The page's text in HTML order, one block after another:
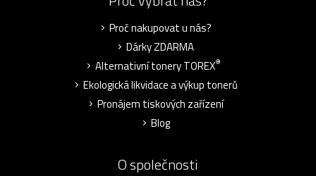
Proč nakupovat u nás?
Dárky ZDARMA
Alternativní tonery TOREX®
Ekologická likvidace a výkup tonerů
Pronájem tiskových zařízení
Blog
O společnosti